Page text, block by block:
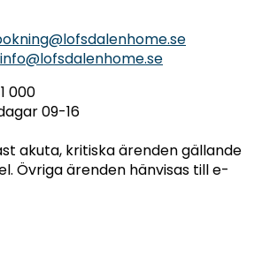
info@lofsdalenhome.se
000
09-16
akuta, kritiska ärenden gällande
Övriga ärenden hänvisas till e-